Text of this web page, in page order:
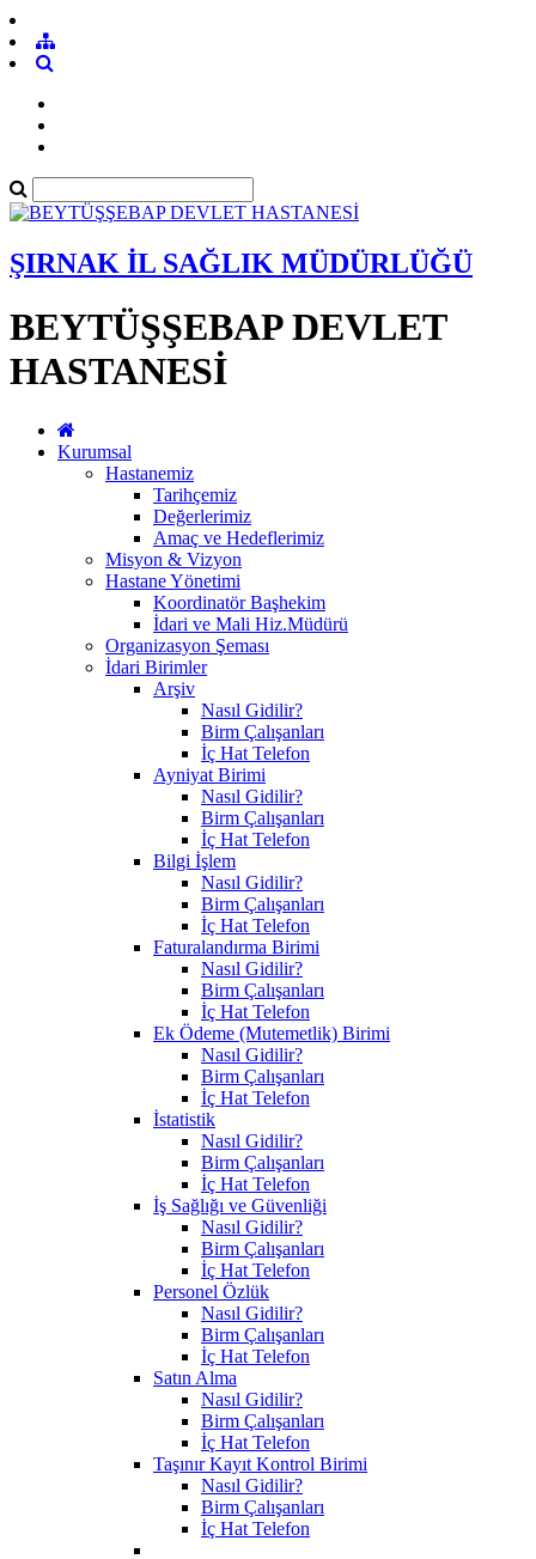
ŞIRNAK İL SAĞLIK MÜDÜRLÜĞÜ
BEYTÜŞŞEBAP DEVLET
HASTANESİ
Kurumsal
Hastanemiz
Tarihçemiz
Değerlerimiz
Amaç ve Hedeflerimiz
Misyon & Vizyon
Hastane Yönetimi
Koordinatör Başhekim
İdari ve Mali Hiz.Müdürü
Organizasyon Şeması
İdari Birimler
Arşiv
Nasıl Gidilir?
Birm Çalışanları
İç Hat Telefon
Ayniyat Birimi
Nasıl Gidilir?
Birm Çalışanları
İç Hat Telefon
Bilgi İşlem
Nasıl Gidilir?
Birm Çalışanları
İç Hat Telefon
Faturalandırma Birimi
Nasıl Gidilir?
Birm Çalışanları
İç Hat Telefon
Ek Ödeme (Mutemetlik) Birimi
Nasıl Gidilir?
Birm Çalışanları
İç Hat Telefon
İstatistik
Nasıl Gidilir?
Birm Çalışanları
İç Hat Telefon
İş Sağlığı ve Güvenliği
Nasıl Gidilir?
Birm Çalışanları
İç Hat Telefon
Personel Özlük
Nasıl Gidilir?
Birm Çalışanları
İç Hat Telefon
Satın Alma
Nasıl Gidilir?
Birm Çalışanları
İç Hat Telefon
Taşınır Kayıt Kontrol Birimi
Nasıl Gidilir?
Birm Çalışanları
İç Hat Telefon